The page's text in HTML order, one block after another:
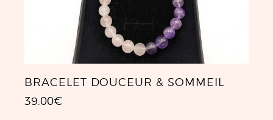
BRACELET DOUCEUR & SOMMEIL
39.00€